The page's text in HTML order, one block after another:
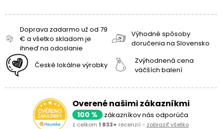
Doprava zadarmo už od 79
€ a všetko skladom je
ihneď na odoslanie
Výhodné spôsoby
doručenia na Slovensko
České lokálne výrobky
Zvýhodnená cena
väčších balení
Overené našimi zákazníkmi
100 % zákazníkov nás odporúča
z celkom 1 833+ recenzií - zobraziť všetko